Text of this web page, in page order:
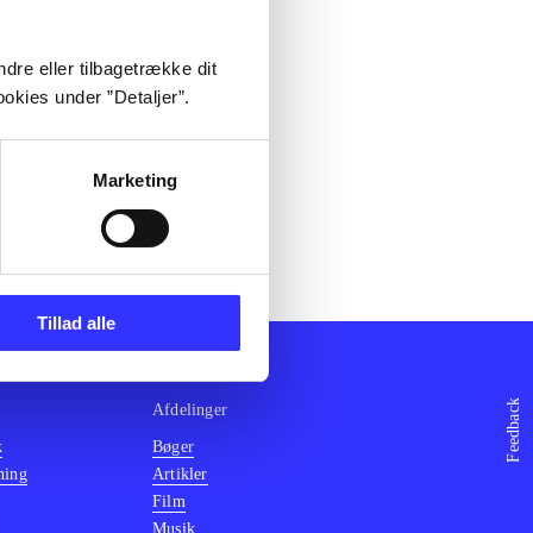
eller tilbagetrække dit
under ”Detaljer”.
Marketing
Tillad alle
Feedback
Afdelinger
Bøger
Artikler
Film
Musik